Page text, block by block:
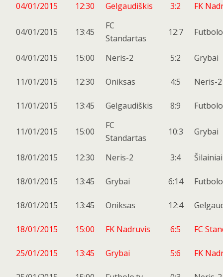
04/01/2015 12:30 Gelgaudiškis 3:2 FK
04/01/2015 13:45
FC
Standartas
12:7
04/01/2015 15:00 Neris-2 5:2 Grybai
11/01/2015 12:30 Oniksas 4:5 Neris-2
11/01/2015 13:45 Gelgaudiškis 8:9
11/01/2015 15:00
FC
Standartas
10:3 Grybai
18/01/2015 12:30 Neris-2 3:4 Šilainiai
18/01/2015 13:45 Grybai 6:14
18/01/2015 13:45 Oniksas 12:4
18/01/2015 15:00 FK Nadruvis 6:5 FC
25/01/2015 13:45 Grybai 5:6 FK